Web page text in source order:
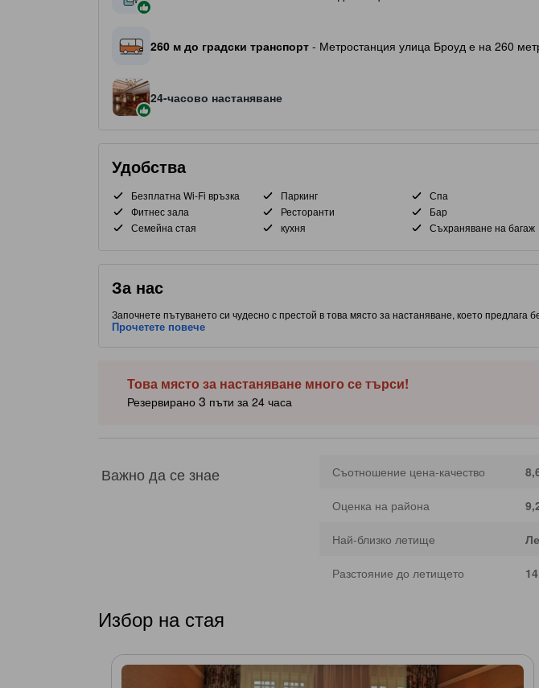
260 м до градски транспорт - Метростанция улица Броуд е на 260
24-часово настаняване
Удобства
Безплатна Wi-Fi връзка Паркинг Спа
Фитнес зала
Ресторанти Бар
Семейна стая
кухня Съхраняване на багаж
За нас
Започнете пътуването си чудесно с престой в това място за настаняване, което предлага
стаи. С удобно разположение до Финансов район, част от Ню Йорк, този обект ви дава
места за хранене. Не си тръгвайте, преди да посетите известния обект: Central Park. С
Прочетете повече
Това място за настаняване много се търси!
Резервирано 3 пъти за 24 часа
Важно да се знае Съотношение цена-качество
Оценка на района
Най-близко летище
Разстояние до летището
Избор на стая